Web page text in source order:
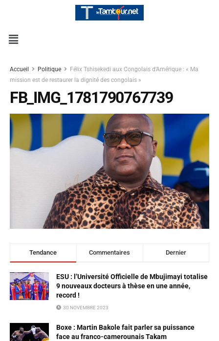
Accueil Politique
Félix Tshisekedi aux Congolais d’Amérique : « Ma
mission est de restaurer la dignité des congolais »
FB_IMG_1781790767739
Tendance Commentaires Dernier
ESU : l’Université Officielle de Mbujimayi totalise
9 nouveaux docteurs à thèse en une année,
record !
30 NOVEMBRE 2023
Boxe : Martin Bakole fait parler sa puissance
face au franco-camerounais Takam